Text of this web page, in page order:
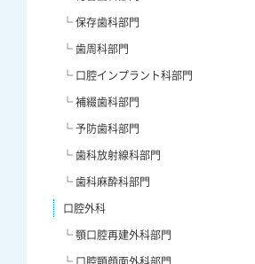
└ 保存歯科部門
└ 歯周科部門
└ 口腔インプラント科部門
└ 補綴歯科部門
└ 予防歯科部門
└ 歯科放射線科部門
└ 歯科麻酔科部門
口腔外科
└ 顎口腔再建外科部門